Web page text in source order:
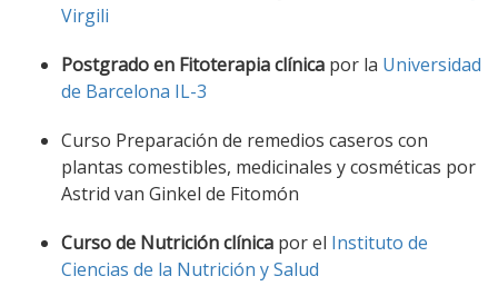
Virgili
Postgrado en Fitoterapia clínica por la Universidad
de Barcelona IL-3
Curso Preparación de remedios caseros con
plantas comestibles, medicinales y cosméticas por
Astrid van Ginkel de Fitomón
Curso de Nutrición clínica por el Instituto de
Ciencias de la Nutrición y Salud